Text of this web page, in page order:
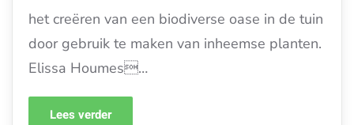
het creëren van een biodiverse oase in de tuin
door gebruik te maken van inheemse planten.
Elissa Houmes…
Lees verder